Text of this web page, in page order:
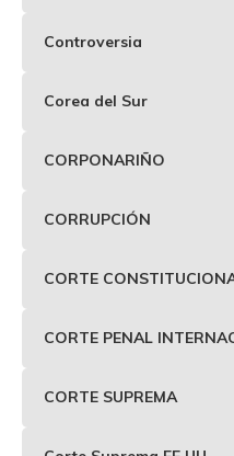
Controversia
Corea del Sur
CORPONARIÑO
CORRUPCIÓN
CORTE
CORTE PENAL
CORTE SUPREMA